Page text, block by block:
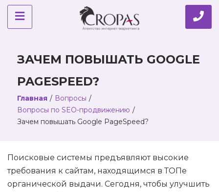
ЗАЧЕМ ПОВЫШАТЬ GOOGLE
PAGESPEED?
Главная / Вопросы /
Вопросы по SEO-продвижению /
Зачем повышать Google PageSpeed?
Поисковые системы предъявляют высокие
требования к сайтам, находящимся в ТОПе
органической выдачи. Сегодня, чтобы улучшить